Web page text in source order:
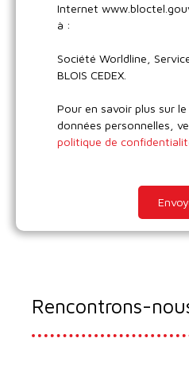
Internet
à :
Société Worldline,
BLOIS CEDEX.
Pour en savoir plus sur
données personnelles,
politique de
Rencontrons-